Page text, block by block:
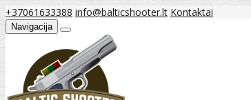
+37061633388 info@balticshooter.lt Kontaktai
Navigacija